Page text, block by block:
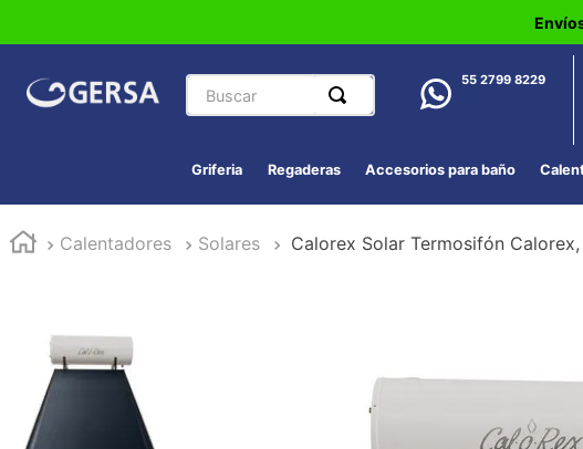
Buscar 55 2799 8229
Griferia Regaderas Accesorios para baño
Calentadores Solares Calorex Solar Termosifón